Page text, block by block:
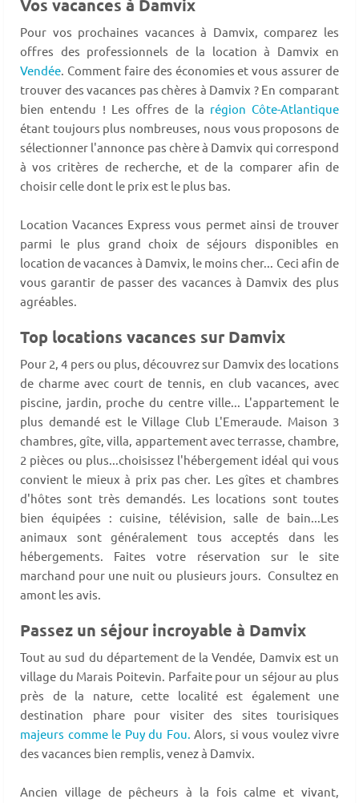
Vos vacances à Damvix
Pour vos prochaines vacances à Damvix, comparez les
offres des professionnels de la location à Damvix en
Vendée. Comment faire des économies et vous assurer de
trouver des vacances pas chères à Damvix ? En comparant
bien entendu ! Les offres de la région Côte-Atlantique
étant toujours plus nombreuses, nous vous proposons de
sélectionner l'annonce pas chère à Damvix qui correspond
à vos critères de recherche, et de la comparer afin de
choisir celle dont le prix est le plus bas.
Location Vacances Express vous permet ainsi de trouver
parmi le plus grand choix de séjours disponibles en
location de vacances à Damvix, le moins cher... Ceci afin de
vous garantir de passer des vacances à Damvix des plus
agréables.
Top locations vacances sur Damvix
Pour 2, 4 pers ou plus, découvrez sur Damvix des locations
de charme avec court de tennis, en club vacances, avec
piscine, jardin, proche du centre ville... L'appartement le
plus demandé est le Village Club L'Emeraude. Maison 3
chambres, gîte, villa, appartement avec terrasse, chambre,
2 pièces ou plus...choisissez l'hébergement idéal qui vous
convient le mieux à prix pas cher. Les gîtes et chambres
d'hôtes sont très demandés. Les locations sont toutes
bien équipées : cuisine, télévision, salle de bain...Les
animaux sont généralement tous acceptés dans les
hébergements. Faites votre réservation sur le site
marchand pour une nuit ou plusieurs jours. Consultez en
amont les avis.
Passez un séjour incroyable à Damvix
Tout au sud du département de la Vendée, Damvix est un
village du Marais Poitevin. Parfaite pour un séjour au plus
près de la nature, cette localité est également une
destination phare pour visiter des sites tourisiques
majeurs comme le Puy du Fou. Alors, si vous voulez vivre
des vacances bien remplis, venez à Damvix.
Ancien village de pêcheurs à la fois calme et vivant,